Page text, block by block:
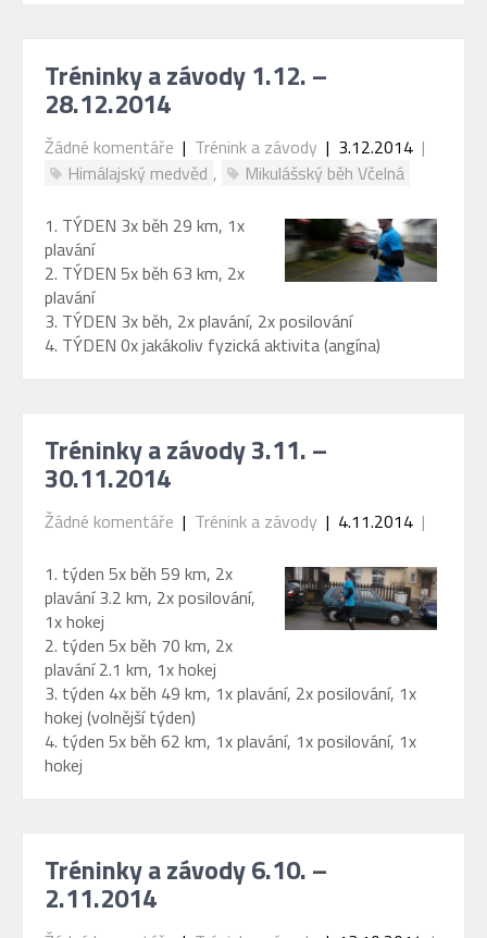
Tréninky a závody 1.12. –
28.12.2014
Žádné komentáře | Trénink a závody | 3.12.2014 |
Himálajský medvěd ,
Mikulášský běh Včelná
1. TÝDEN 3x běh 29 km, 1x
plavání
2. TÝDEN 5x běh 63 km, 2x
plavání
3. TÝDEN 3x běh, 2x plavání, 2x posilování
4. TÝDEN 0x jakákoliv fyzická aktivita (angína)
Tréninky a závody 3.11. –
30.11.2014
Žádné komentáře | Trénink a závody | 4.11.2014 |
1. týden 5x běh 59 km, 2x
plavání 3.2 km, 2x posilování,
1x hokej
2. týden 5x běh 70 km, 2x
plavání 2.1 km, 1x hokej
3. týden 4x běh 49 km, 1x plavání, 2x posilování, 1x
hokej (volnější týden)
4. týden 5x běh 62 km, 1x plavání, 1x posilování, 1x
hokej
Tréninky a závody 6.10. –
2.11.2014